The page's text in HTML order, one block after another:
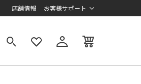
店舗情報 お客様サポート